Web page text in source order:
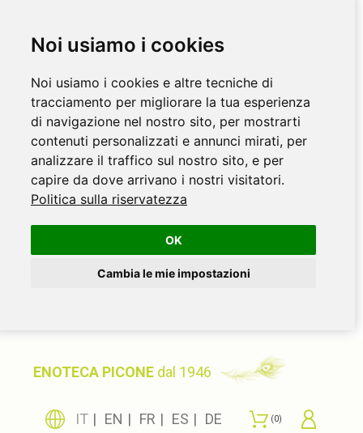
Noi usiamo i cookies
Noi usiamo i cookies e altre tecniche di
tracciamento per migliorare la tua esperienza
di navigazione nel nostro sito, per mostrarti
contenuti personalizzati e annunci mirati, per
analizzare il traffico sul nostro sito, e per
capire da dove arrivano i nostri visitatori.
Politica sulla riservatezza
OK
Cambia le mie impostazioni
ENOTECA PICONE dal 1946
IT EN FR ES DE 0